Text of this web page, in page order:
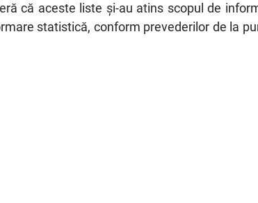
că aceste liste şi-au atins scopul de
statistică, conform prevederilor de la